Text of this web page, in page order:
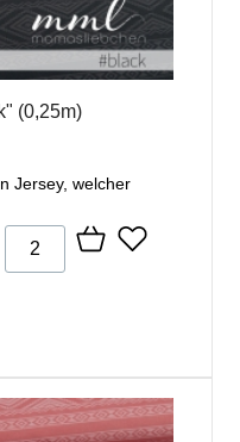
(0,25m)
Jersey, welcher